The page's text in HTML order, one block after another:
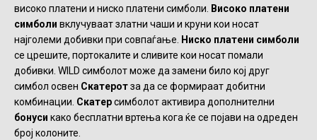
високо платени и ниско платени симболи. Високо платени
симболи вклучуваат златни чаши и круни кои носат
најголеми добивки при совпаѓање. Ниско платени симболи
се црешите, портокалите и сливите кои носат помали
добивки. WILD симболот може да замени било кој друг
симбол освен Скатеротза да се формираат добитни
комбинации. Скатерсимболот активира дополнителни
бонуси како бесплатни вртења кога ќе се појави на одреден
број колоните.